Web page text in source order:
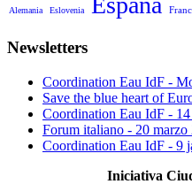
Alemania Eslovenia
Newsletters
Coordination Eau IdF -
Save the blue heart of
Coordination Eau IdF -
Forum italiano - 20 marzo
Coordination Eau IdF - 9
Iniciativa